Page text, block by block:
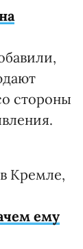
стороны
Кремле,
ему